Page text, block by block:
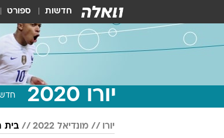
חדשות ספורט
יורו 2020
יורו מונדיאל 2022 בית